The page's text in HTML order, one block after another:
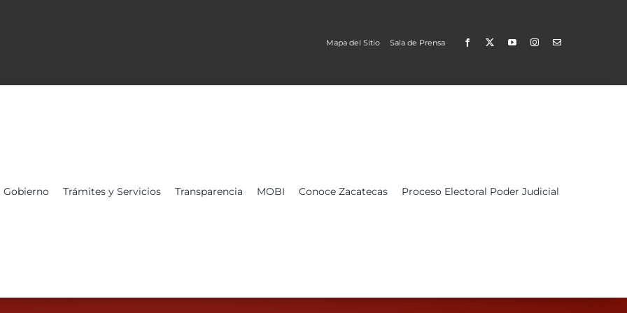
Mapa del Sitio Sala de Prensa
Gobierno Trámites y Servicios Transparencia MOBI Conoce Zacatecas Proceso Electoral Poder Judicial